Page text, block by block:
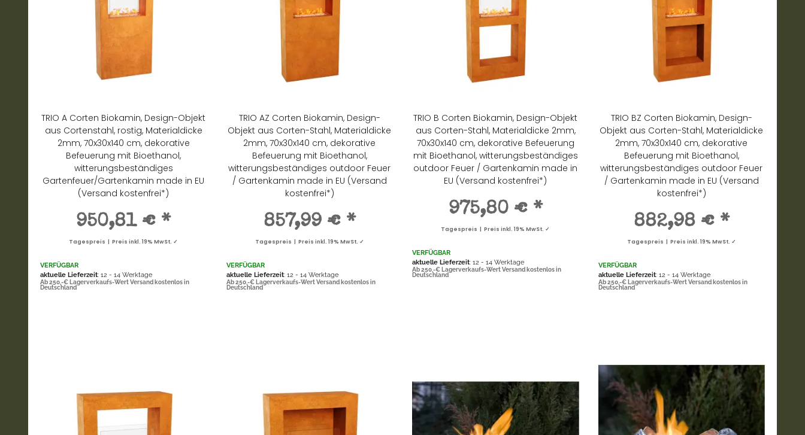
TRIO A Corten Biokamin, Design-Objekt
aus Cortenstahl, rostig, Materialdicke
2mm, 70x30x140 cm, dekorative
Befeuerung mit Bioethanol,
witterungsbeständiges
Gartenfeuer/Gartenkamin made in EU
(Versand kostenfrei*)
950,81 € *
Tagespreis | Preis inkl. 19% MwSt. ✓
VERFÜGBAR
aktuelle Lieferzeit: 12 - 14 Werktage
Ab 250,-€ Lagerverkaufs-Wert Versand kostenlos in
Deutschland
TRIO AZ Corten Biokamin, Design-
Objekt aus Corten-Stahl, Materialdicke
2mm, 70x30x140 cm, dekorative
Befeuerung mit Bioethanol,
witterungsbeständiges outdoor Feuer
/ Gartenkamin made in EU (Versand
kostenfrei*)
857,99 € *
Tagespreis | Preis inkl. 19% MwSt. ✓
VERFÜGBAR
aktuelle Lieferzeit: 12 - 14 Werktage
Ab 250,-€ Lagerverkaufs-Wert Versand kostenlos in
Deutschland
TRIO B Corten Biokamin, Design-Objekt
aus Corten-Stahl, Materialdicke 2mm,
70x30x140 cm, dekorative Befeuerung
mit Bioethanol, witterungsbeständiges
outdoor Feuer / Gartenkamin made in
EU (Versand kostenfrei*)
975,80 € *
Tagespreis | Preis inkl. 19% MwSt. ✓
VERFÜGBAR
aktuelle Lieferzeit: 12 - 14 Werktage
Ab 250,-€ Lagerverkaufs-Wert Versand kostenlos in
Deutschland
TRIO BZ Corten Biokamin, Design-
Objekt aus Corten-Stahl, Materialdicke
2mm, 70x30x140 cm, dekorative
Befeuerung mit Bioethanol,
witterungsbeständiges outdoor Feuer
/ Gartenkamin made in EU (Versand
kostenfrei*)
882,98 € *
Tagespreis | Preis inkl. 19% MwSt. ✓
VERFÜGBAR
aktuelle Lieferzeit: 12 - 14 Werktage
Ab 250,-€ Lagerverkaufs-Wert Versand kostenlos in
Deutschland